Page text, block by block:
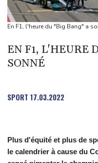
MotoGP: "Confiant" et
Tour de France: Vollering
Retour timide des
mégafeu
dans des frappes dans la
En F1, l'heure du "Big Bang" a
EN F1, L'HEURE
SONNÉ
SPORT 17.03.2022
Plus d'équité et plus de
le calendrier à cause du